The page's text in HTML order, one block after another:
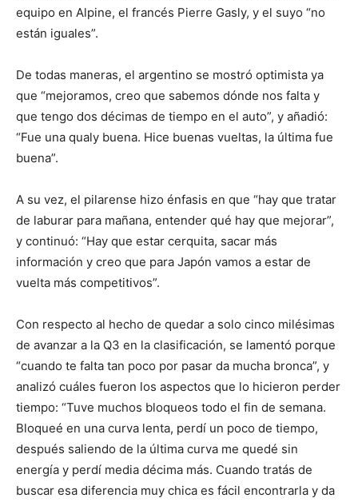
equipo en Alpine, el francés Pierre Gasly, y el suyo “no
están iguales”.
De todas maneras, el argentino se mostró optimista ya
que “mejoramos, creo que sabemos dónde nos falta y
que tengo dos décimas de tiempo en el auto”, y añadió:
“Fue una qualy buena. Hice buenas vueltas, la última fue
buena”.
A su vez, el pilarense hizo énfasis en que “hay que tratar
de laburar para mañana, entender qué hay que mejorar”,
y continuó: “Hay que estar cerquita, sacar más
información y creo que para Japón vamos a estar de
vuelta más competitivos”.
Con respecto al hecho de quedar a solo cinco milésimas
de avanzar a la Q3 en la clasificación, se lamentó porque
“cuando te falta tan poco por pasar da mucha bronca”, y
analizó cuáles fueron los aspectos que lo hicieron perder
tiempo: “Tuve muchos bloqueos todo el fin de semana.
Bloqueé en una curva lenta, perdí un poco de tiempo,
después saliendo de la última curva me quedé sin
energía y perdí media décima más. Cuando tratás de
buscar esa diferencia muy chica es fácil encontrarla y da